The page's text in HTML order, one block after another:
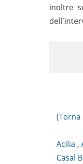
inoltre
(Torna
Acilia ,
Casal